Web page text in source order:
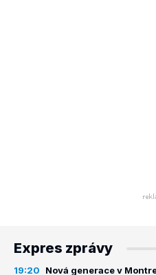
Expres zprávy
19:20 Nová generace v